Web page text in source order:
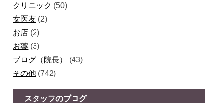
クリニック (50)
女医友 (2)
お店 (2)
お薬 (3)
ブログ（院長）
(43)
その他 (742)
スタッフのブログ